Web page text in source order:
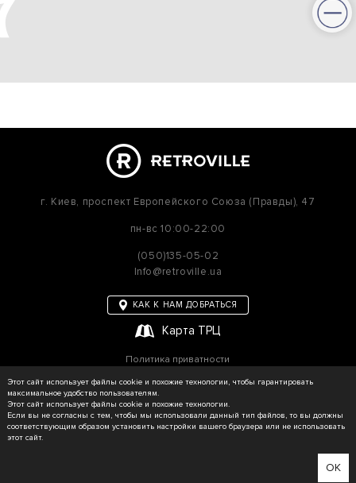
г. Киев, проспект Европейского Союза (Правды), 47
пн-вс 10:00-22:00
(050)135-05-02
Info@retroville.ua
КАК К НАМ ДОБРАТЬСЯ
Карта ТРЦ
Политика приватности
© RETROVILLE, 2026 Все права защищены
Этот сайт использует файлы cookie и похожие технологии, чтобы гарантировать
максимальное удобство пользователям.
Этот сайт использует файлы cookie и похожие технологии.
Если вы не согласны с тем, чтобы мы использовали данный тип файлов, то вы должны
соответствующим образом установить настройки вашего браузера или не использовать
этот сайт.
OK